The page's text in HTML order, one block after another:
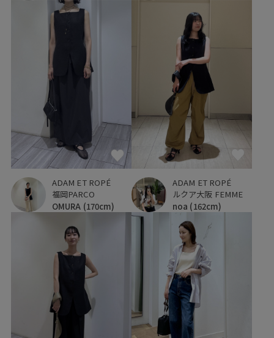
ADAM ET ROPÉ
福岡PARCO
OMURA (170cm)
ADAM ET ROPÉ
ルクア大阪 FEMME
noa (162cm)